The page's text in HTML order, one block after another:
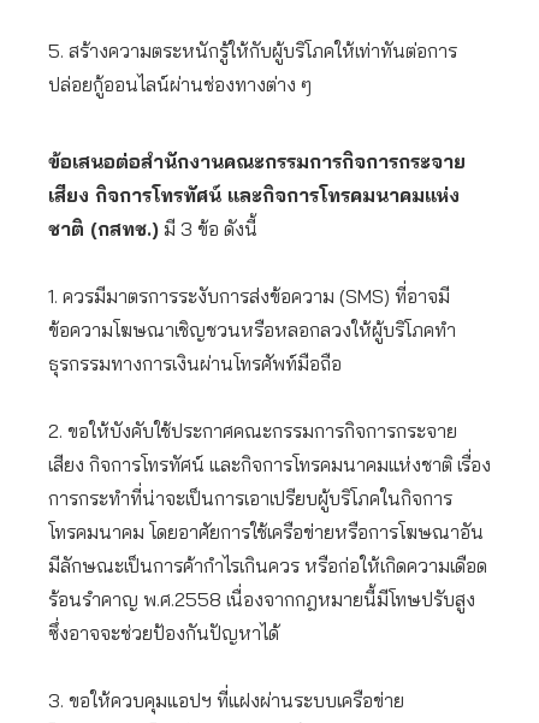
5. สร้างความตระหนักรู้ให้กับผู้บริโภคให้เท่าทันต่อการ
ปล่อยกู้ออนไลน์ผ่านช่องทางต่าง ๆ
ข้อเสนอต่อสำนักงานคณะกรรมการกิจการกระจาย
เสียง กิจการโทรทัศน์ และกิจการโทรคมนาคมแห่ง
ชาติ (กสทช.) มี 3 ข้อ ดังนี้
1. ควรมีมาตรการระงับการส่งข้อความ (SMS) ที่อาจมี
ข้อความโฆษณาเชิญชวนหรือหลอกลวงให้ผู้บริโภคทำ
ธุรกรรมทางการเงินผ่านโทรศัพท์มือถือ
2. ขอให้บังคับใช้ประกาศคณะกรรมการกิจการกระจาย
เสียง กิจการโทรทัศน์ และกิจการโทรคมนาคมแห่งชาติ เรื่อง
การกระทำที่น่าจะเป็นการเอาเปรียบผู้บริโภคในกิจการ
โทรคมนาคม โดยอาศัยการใช้เครือข่ายหรือการโฆษณาอัน
มีลักษณะเป็นการค้ากำไรเกินควร หรือก่อให้เกิดความเดือด
ร้อนรำคาญ พ.ศ.2558 เนื่องจากกฎหมายนี้มีโทษปรับสูง
ซึ่งอาจจะช่วยป้องกันปัญหาได้
3. ขอให้ควบคุมแอปฯ ที่แฝงผ่านระบบเครือข่าย